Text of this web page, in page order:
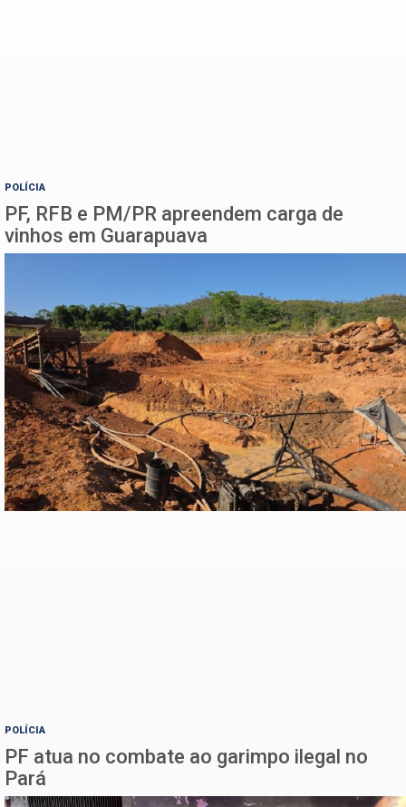
POLÍCIA
PF, RFB e PM/PR apreendem carga de
vinhos em Guarapuava
POLÍCIA
PF atua no combate ao garimpo ilegal no
Pará